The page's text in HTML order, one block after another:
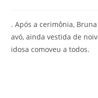
. Após a cerimônia,
avó, ainda vestida de
idosa comoveu a todos.